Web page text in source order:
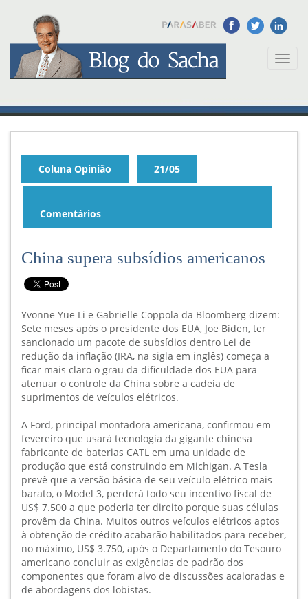
Toggle
Coluna Opinião 21/05
Comentários
China supera subsídios americanos
Yvonne Yue Li e Gabrielle Coppola da Bloomberg dizem:
Sete meses após o presidente dos EUA, Joe Biden, ter
sancionado um pacote de subsídios dentro Lei de
redução da inflação (IRA, na sigla em inglês) começa a
ficar mais claro o grau da dificuldade dos EUA para
atenuar o controle da China sobre a cadeia de
suprimentos de veículos elétricos.
A Ford, principal montadora americana, confirmou em
fevereiro que usará tecnologia da gigante chinesa
fabricante de baterias CATL em uma unidade de
produção que está construindo em Michigan. A Tesla
prevê que a versão básica de seu veículo elétrico mais
barato, o Model 3, perderá todo seu incentivo fiscal de
US$ 7.500 a que poderia ter direito porque suas células
provêm da China. Muitos outros veículos elétricos aptos
à obtenção de crédito acabarão habilitados para receber,
no máximo, US$ 3.750, após o Departamento do Tesouro
americano concluir as exigências de padrão dos
componentes que foram alvo de discussões acaloradas e
de abordagens dos lobistas.